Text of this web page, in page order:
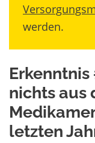
werden.
nichts aus
letzten